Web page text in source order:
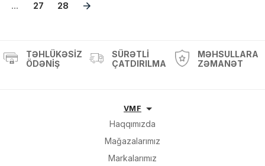
... 27 28
TƏHLÜKƏSIZ
ÖDƏNIŞ
SÜRƏTLI
ÇATDIRILMA
MƏHSULLARA
ZƏMANƏT
VMF
Haqqımızda
Mağazalarımız
Markalarımız